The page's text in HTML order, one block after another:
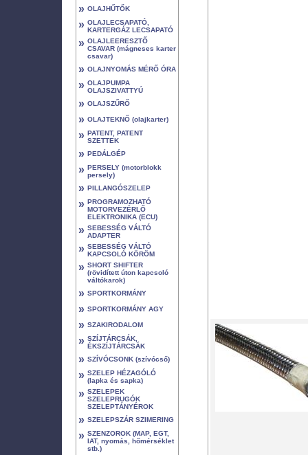
» OLAJHŰTŐK
» OLAJLECSAPATÓ,
KARTERGÁZ LECSAPATÓ
» OLAJLEERESZTŐ
CSAVAR (mágneses karter
csavar)
» OLAJNYOMÁS MÉRŐ ÓRA
» OLAJPUMPA
OLAJSZIVATTYÚ
» OLAJSZŰRŐ
» OLAJTEKNŐ (olajkarter)
» PATENT, PATENT
SZETTEK
» PEDÁLGÉP
» PERSELY (motorblokk
persely)
» PILLANGÓSZELEP
» PROGRAMOZHATÓ
MOTORVEZÉRLŐ
ELEKTRONIKA (ECU)
» SEBESSÉG VÁLTÓ
ADAPTER
» SEBESSÉG VÁLTÓ
KAPCSOLÓ KÖRÖM
» SHORT SHIFTER
(rövidített úton kapcsoló
váltókarok)
» SPORTKORMÁNY
» SPORTKORMÁNY AGY
» SZAKIRODALOM
» SZÍJTÁRCSÁK,
ÉKSZÍJTÁRCSÁK
» SZÍVÓCSONK (szívócső)
» SZELEP HÉZAGÓLÓ
(lapka és sapka)
» SZELEPEK
SZELEPRUGÓK
SZELEPTÁNYÉROK
» SZELEPSZÁR SZIMERING
» SZENZOROK (MAP, EGT,
IAT, nyomás, hőmérséklet
stb.)